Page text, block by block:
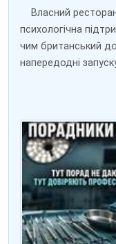
Власний
психологічна
чим британський
напередодні